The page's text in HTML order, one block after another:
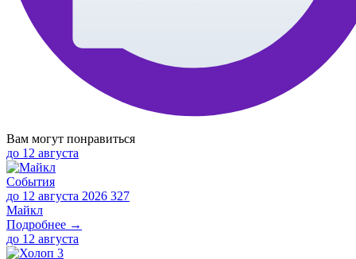
Вам могут понравиться
до 12 августа
События
до 12 августа 2026 327
Майкл
Подробнее →
до 12 августа